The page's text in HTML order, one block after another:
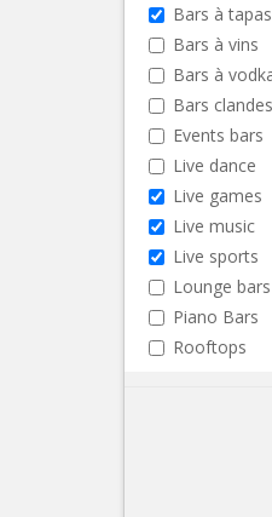
Bars à tapas
Bars à vins
Bars à
Bars
Events bars
Live dance
Live games
Live music
Live sports
Lounge bars
Piano Bars
Rooftops